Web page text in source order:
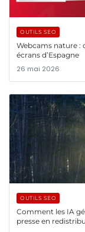
OUTILS SEO
Webcams nature :
écrans d’Espagne
26 mai 2026
OUTILS SEO
Comment les IA
presse en